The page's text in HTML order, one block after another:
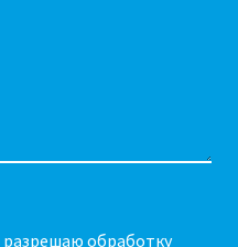
разрешаю обработку